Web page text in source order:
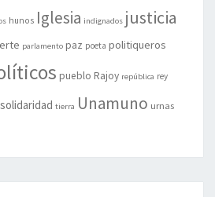
hunos Iglesia indignados justicia
parlamento paz poeta politiqueros
pueblo Rajoy república rey
solidaridad tierra Unamuno urnas